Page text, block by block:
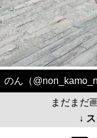
のん（
まだまだ
↓